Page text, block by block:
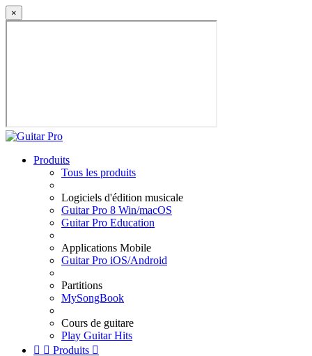
×
Produits
Tous les produits
Logiciels d'édition musicale
Guitar Pro 8 Win/macOS
Guitar Pro Education
Applications Mobile
Guitar Pro iOS/Android
Partitions
MySongBook
Cours de guitare
Play Guitar Hits
  Produits 